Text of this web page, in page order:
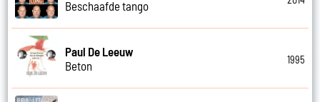
Beschaafde tango
Paul De Leeuw
Beton
1995